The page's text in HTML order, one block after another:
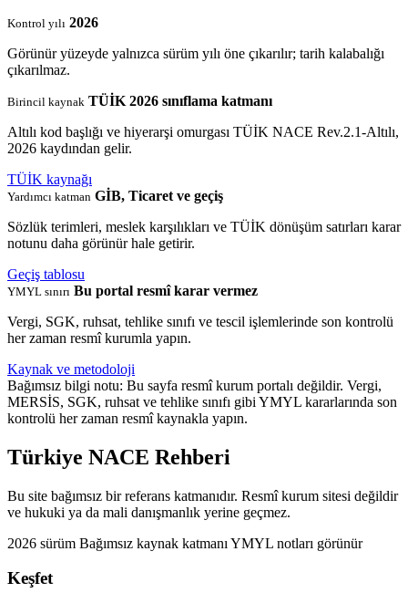
Kontrol yılı 2026
Görünür yüzeyde yalnızca sürüm yılı öne çıkarılır; tarih kalabalığı
çıkarılmaz.
Birincil kaynak TÜİK 2026 sınıflama katmanı
Altılı kod başlığı ve hiyerarşi omurgası TÜİK NACE Rev.2.1-Altılı,
2026 kaydından gelir.
TÜİK kaynağı
Yardımcı katman GİB, Ticaret ve geçiş
Sözlük terimleri, meslek karşılıkları ve TÜİK dönüşüm satırları karar
notunu daha görünür hale getirir.
Geçiş tablosu
YMYL sınırı Bu portal resmî karar vermez
Vergi, SGK, ruhsat, tehlike sınıfı ve tescil işlemlerinde son kontrolü
her zaman resmî kurumla yapın.
Kaynak ve metodoloji
Bağımsız bilgi notu: Bu sayfa resmî kurum portalı değildir. Vergi,
MERSİS, SGK, ruhsat ve tehlike sınıfı gibi YMYL kararlarında son
kontrolü her zaman resmî kaynakla yapın.
Türkiye NACE Rehberi
Bu site bağımsız bir referans katmanıdır. Resmî kurum sitesi değildir
ve hukuki ya da mali danışmanlık yerine geçmez.
2026 sürüm Bağımsız kaynak katmanı YMYL notları görünür
Keşfet